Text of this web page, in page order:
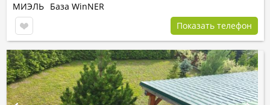
МИЭЛЬ База WinNER
Показать телефон